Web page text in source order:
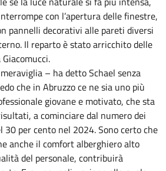
con l’apertura delle finestre,
pannelli decorativi alle pareti diversi
Il reparto è stato arricchito delle
– ha detto Schael senza
che in Abruzzo ce ne sia uno più
giovane e motivato, che sta
a cominciare dal numero dei
per cento nel 2024. Sono certo che
anche il comfort alberghiero alto
del personale, contribuirà